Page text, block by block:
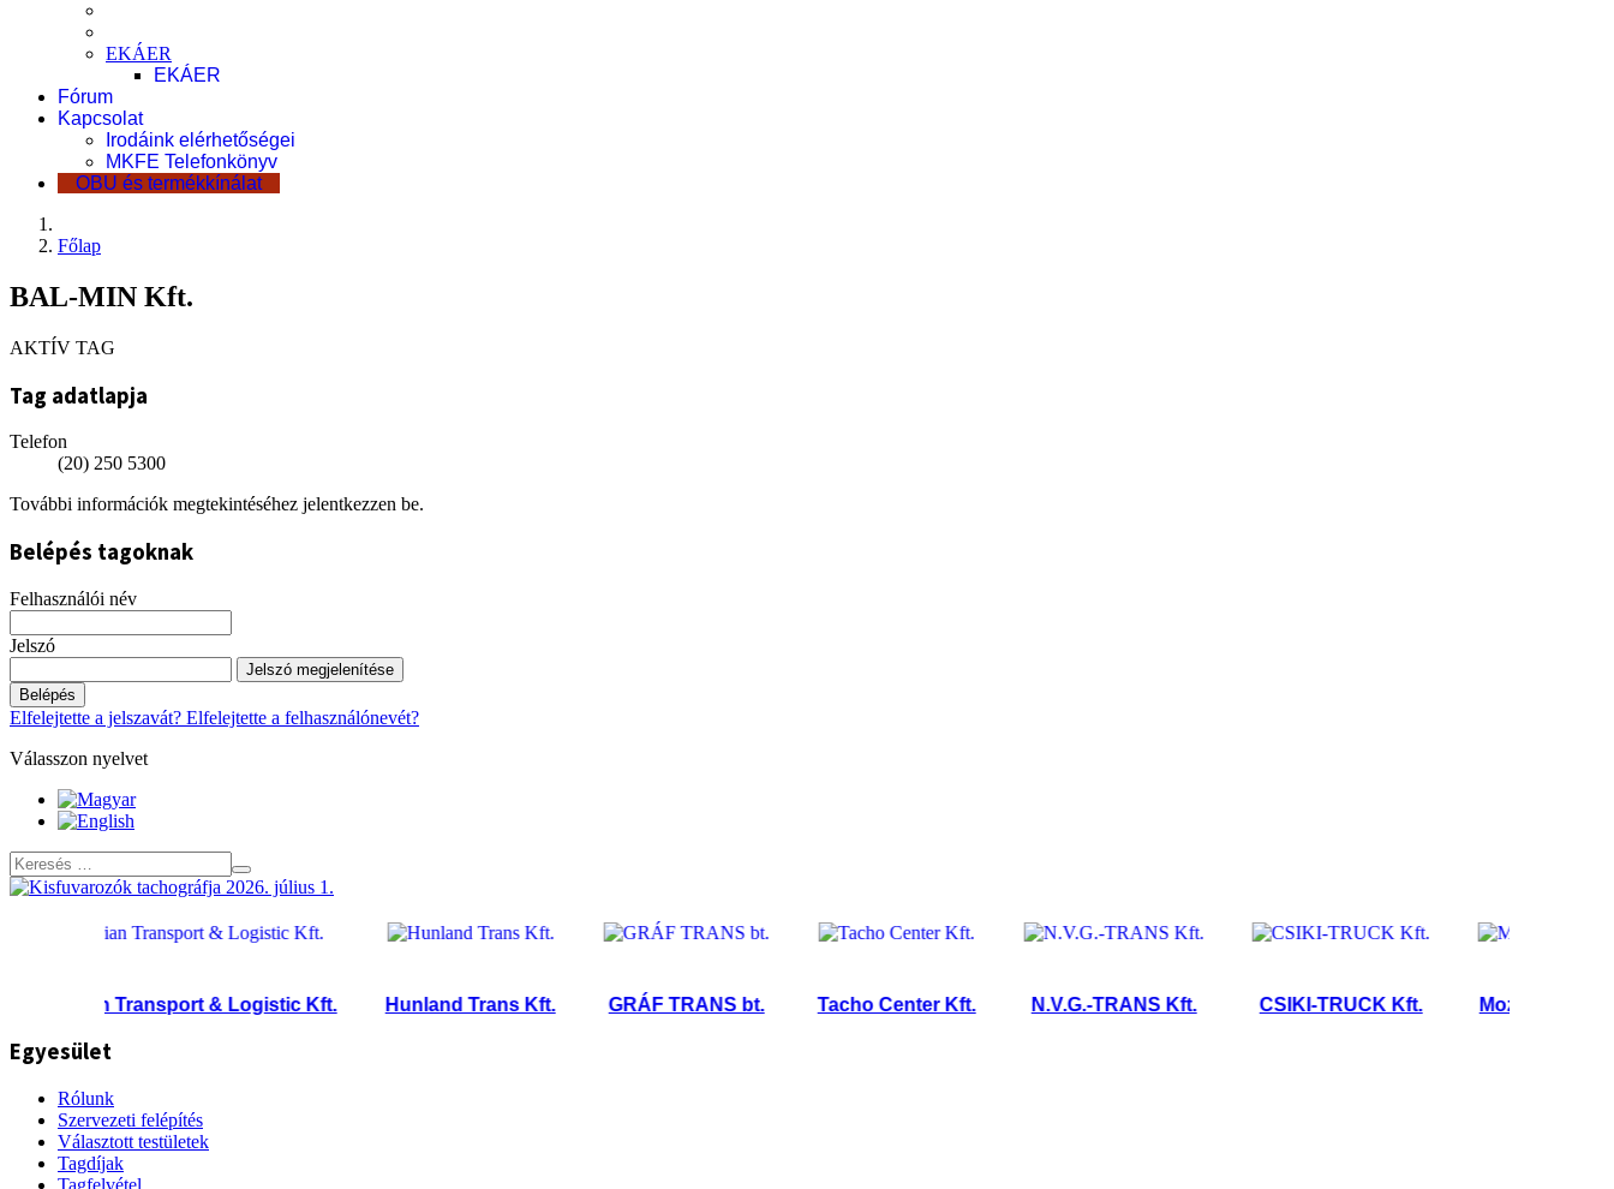
EKÁER
EKÁER
Fórum
Kapcsolat
Irodáink elérhetőségei
MKFE Telefonkönyv
OBU és termékkínálat
Főlap
BAL-MIN Kft.
AKTÍV TAG
Tag adatlapja
Telefon
(20) 250 5300
További információk megtekintéséhez jelentkezzen be.
Belépés tagoknak
Felhasználói név
Jelszó
Jelszó megjelenítése
Belépés
Elfelejtette a jelszavát? Elfelejtette a felhasználónevét?
Válasszon nyelvet
Transport & Logistic Kft. Hunland Trans Kft. GRÁF TRANS bt. Tacho Center Kft. N.V.G.-TRANS Kft. CSIKI-TRUCK Kft. Moz-Go Sped Bt.
Egyesület
Rólunk
Szervezeti felépítés
Választott testületek
Tagdíjak